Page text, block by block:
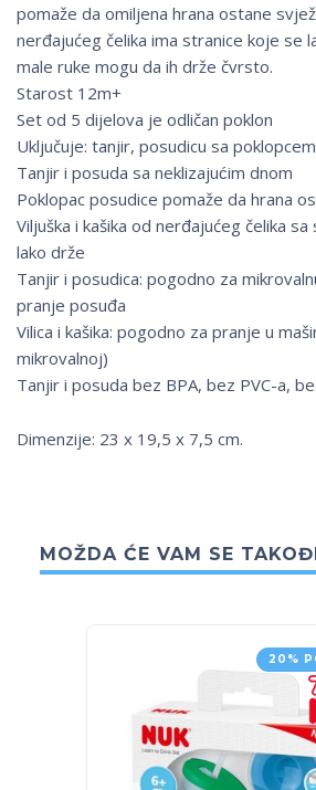
pomaže da omiljena hrana ostane
nerđajućeg čelika ima stranice koje se
male ruke mogu da ih drže čvrsto.
Starost 12m+
Set od 5 dijelova je odličan poklon
Uključuje: tanjir, posudicu sa
Tanjir i posuda sa neklizajućim dnom
Poklopac posudice pomaže da hrana
Viljuška i kašika od nerđajućeg čelika
lako drže
Tanjir i posudica: pogodno za
pranje posuđa
Vilica i kašika: pogodno za pranje u
mikrovalnoj)
Tanjir i posuda bez BPA, bez PVC-a,
Dimenzije: 23 x 19,5 x 7,5 cm.
MOŽDA ĆE VAM SE
20%